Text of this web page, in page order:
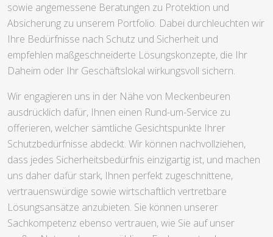
sowie angemessene Beratungen zu Protektion und
Absicherung zu unserem Portfolio. Dabei durchleuchten wir
Ihre Bedürfnisse nach Schutz und Sicherheit und
empfehlen maßgeschneiderte Lösungskonzepte, die Ihr
Daheim oder Ihr Geschäftslokal wirkungsvoll sichern.
Wir engagieren uns in der Nähe von Meckenbeuren
ausdrücklich dafür, Ihnen einen Rund-um-Service zu
offerieren, welcher sämtliche Gesichtspunkte Ihrer
Schutzbedürfnisse abdeckt. Wir können nachvollziehen,
dass jedes Sicherheitsbedürfnis einzigartig ist, und machen
uns daher dafür stark, Ihnen perfekt zugeschnittene,
vertrauenswürdige sowie wirtschaftlich vertretbare
Lösungsansätze anzubieten. Sie können unserer
Sachkompetenz ebenso vertrauen, wie Sie auf unser